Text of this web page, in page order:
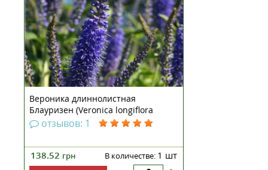
растение высотой до 50-60 см. В
период с начала июля по август
вероника длиннолистная
обильно цветет. Цветки мелкие,
многочисленные, синие с
фиолетовым...
Вероника длиннолистная
Блауризен (Veronica longiflora
Blauriesin) рассада
отзывов: 1
138.52 грн В количестве: 1 шт